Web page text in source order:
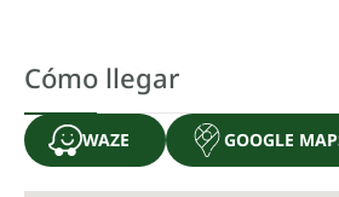
Cómo llegar
WAZE GOOGLE